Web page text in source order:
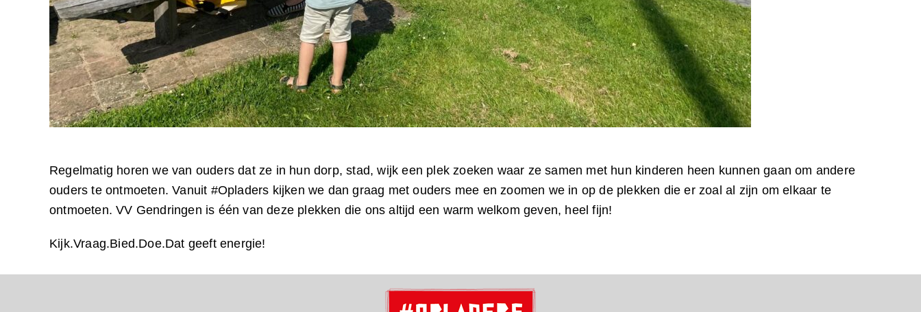
Regelmatig horen we van ouders dat ze in hun dorp, stad, wijk een plek zoeken waar ze samen met hun kinderen heen kunnen gaan om andere
ouders te ontmoeten. Vanuit #Opladers kijken we dan graag met ouders mee en zoomen we in op de plekken die er zoal al zijn om elkaar te
ontmoeten. VV Gendringen is één van deze plekken die ons altijd een warm welkom geven, heel fijn!
Kijk.Vraag.Bied.Doe.Dat geeft energie!